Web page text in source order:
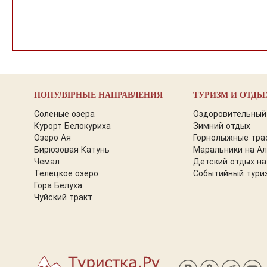
ПОПУЛЯРНЫЕ НАПРАВЛЕНИЯ
Соленые озера
Курорт Белокуриха
Озеро Ая
Бирюзовая Катунь
Чемал
Телецкое озеро
Гора Белуха
Чуйский тракт
ТУРИЗМ И
Зимний отдых
Горнолыжные
Маральники на
Детский отдых
Событийный